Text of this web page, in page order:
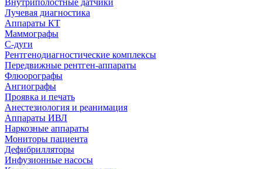
Внутриполостные датчики
Лучевая диагностика
Аппараты КТ
Маммографы
С-дуги
Рентгенодиагностические комплексы
Передвижные рентген-аппараты
Флюорографы
Ангиографы
Проявка и печать
Анестезиология и реанимация
Аппараты ИВЛ
Наркозные аппараты
Мониторы пациента
Дефибрилляторы
Инфузионные насосы